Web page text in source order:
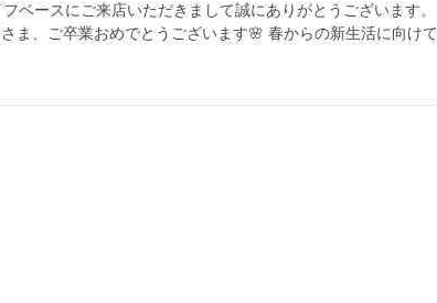
ベースにご来店いただきまして誠にありがとうございます。
ま、ご卒業おめでとうございます🌸 春からの新生活に向けて